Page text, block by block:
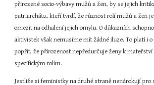
přirozené socio-výbavy mužů a žen, by se jejich
patriarchátu, kteří tvrdí, že různost rolí mužů a žen
omezit na odhalení jejich omylu. O důkazních
aktivistek však nemusíme mít žádné iluze. To platí i
popřít, že přirozenost nepředurčuje ženy k mateřství
specifickým rolím.
Jestliže si feministky na druhé straně nenárokují pro